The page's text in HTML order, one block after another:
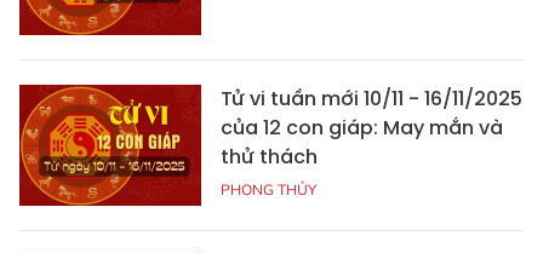
Tử vi tuần mới 10/11 - 16/11/2025
của 12 con giáp: May mắn và
thử thách
PHONG THỦY